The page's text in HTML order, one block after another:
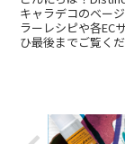
キャラデコのベー
ラーレシピや各EC
ひ最後までご覧く